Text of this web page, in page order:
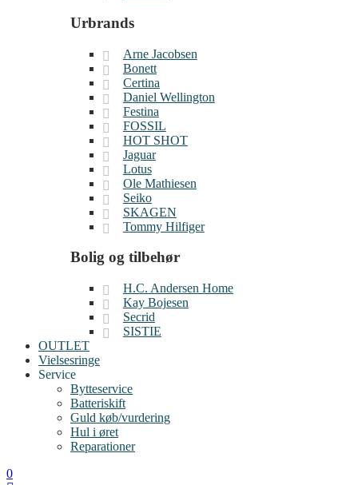
Urbrands
Arne Jacobsen
Bonett
Certina
Daniel Wellington
Festina
FOSSIL
HOT SHOT
Jaguar
Lotus
Ole Mathiesen
Seiko
SKAGEN
Tommy Hilfiger
Bolig og tilbehør
H.C. Andersen Home
Kay Bojesen
Secrid
SISTIE
OUTLET
Vielsesringe
Service
Bytteservice
Batteriskift
Guld køb/vurdering
Hul i øret
Reparationer
0